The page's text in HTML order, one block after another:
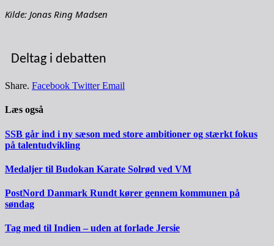
Kilde: Jonas Ring Madsen
Deltag i debatten
Share. Facebook Twitter Email
Læs også
SSB går ind i ny sæson med store ambitioner og stærkt fokus
på talentudvikling
Medaljer til Budokan Karate Solrød ved VM
PostNord Danmark Rundt kører gennem kommunen på
søndag
Tag med til Indien – uden at forlade Jersie